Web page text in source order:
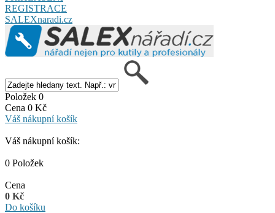
REGISTRACE
SALEXnaradi.cz
Položek 0
Cena 0 Kč
Váš nákupní košík
Váš nákupní košík:
0 Položek
Cena
0 Kč
Do košíku